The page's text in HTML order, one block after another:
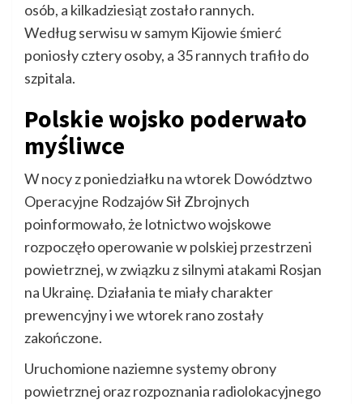
osób, a kilkadziesiąt zostało rannych.
Według serwisu w samym Kijowie śmierć
poniosły cztery osoby, a 35 rannych trafiło do
szpitala.
Polskie wojsko poderwało
myśliwce
W nocy z poniedziałku na wtorek Dowództwo
Operacyjne Rodzajów Sił Zbrojnych
poinformowało, że lotnictwo wojskowe
rozpoczęło operowanie w polskiej przestrzeni
powietrznej, w związku z silnymi atakami Rosjan
na Ukrainę. Działania te miały charakter
prewencyjny i we wtorek rano zostały
zakończone.
Uruchomione naziemne systemy obrony
powietrznej oraz rozpoznania radiolokacyjnego